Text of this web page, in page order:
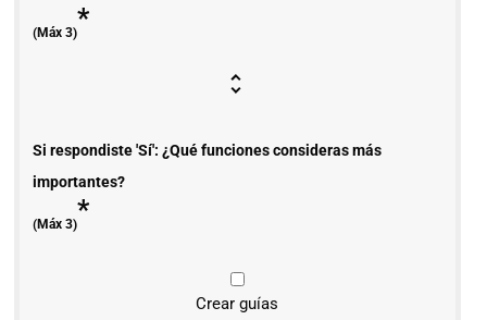
(Máx 3)*
Si respondiste 'Sí': ¿Qué funciones consideras más
importantes?
(Máx 3)*
Crear guías